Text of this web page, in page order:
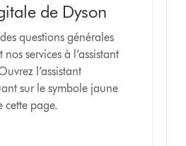
de Dyson
questions générales
services à l’assistant
l’assistant
sur le symbole jaune
cette page.